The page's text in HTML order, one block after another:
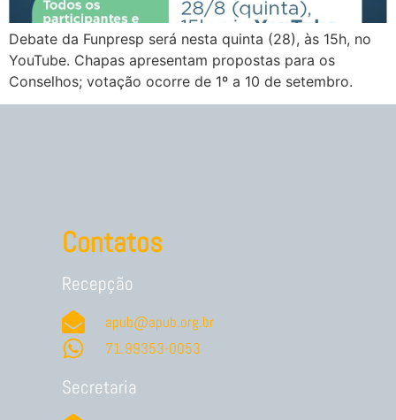
Debate da Funpresp será nesta quinta (28), às 15h, no
YouTube. Chapas apresentam propostas para os
Conselhos; votação ocorre de 1º a 10 de setembro.
Contatos
Recepção
apub@apub.org.br
71.99353-0053
Secretaria